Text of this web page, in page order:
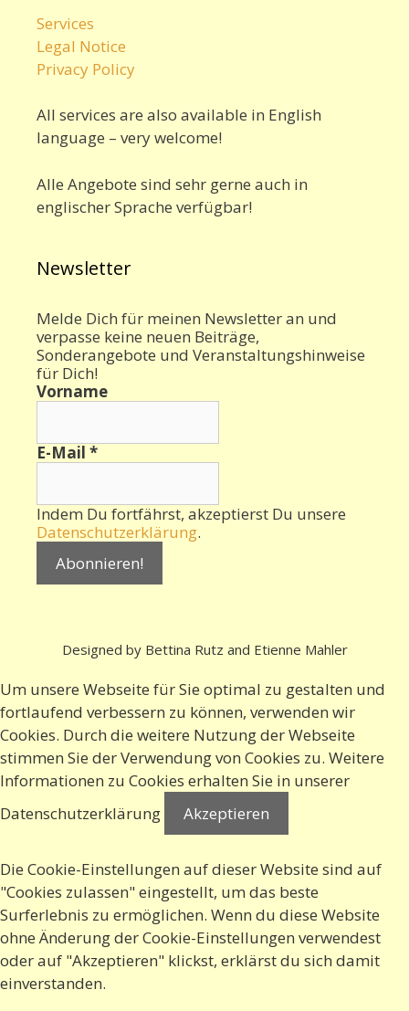
Services
Legal Notice
Privacy Policy
All services are also available in English
language – very welcome!
Alle Angebote sind sehr gerne auch in
englischer Sprache verfügbar!
Newsletter
Melde Dich für meinen Newsletter an und
verpasse keine neuen Beiträge,
Sonderangebote und Veranstaltungshinweise
für Dich!
Vorname
E-Mail *
Indem Du fortfährst, akzeptierst Du unsere
Datenschutzerklärung.
Designed by Bettina Rutz and Etienne Mahler
Um unsere Webseite für Sie optimal zu gestalten und
fortlaufend verbessern zu können, verwenden wir
Cookies. Durch die weitere Nutzung der Webseite
stimmen Sie der Verwendung von Cookies zu. Weitere
Informationen zu Cookies erhalten Sie in unserer
Datenschutzerklärung
Akzeptieren
Die Cookie-Einstellungen auf dieser Website sind auf
"Cookies zulassen" eingestellt, um das beste
Surferlebnis zu ermöglichen. Wenn du diese Website
ohne Änderung der Cookie-Einstellungen verwendest
oder auf "Akzeptieren" klickst, erklärst du sich damit
einverstanden.